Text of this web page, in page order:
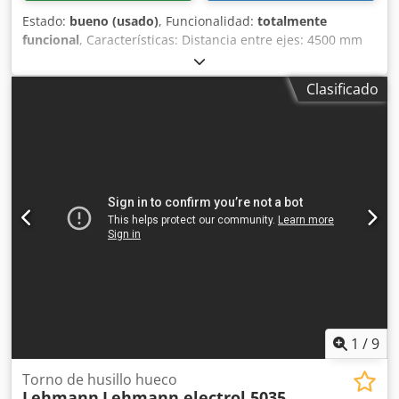
Estado: bueno (usado), Funcionalidad: totalmente
funcional, Características: Distancia entre ejes: 4500 mm
Diámetro de giro: máx. 750 mm Diámetro interior del
husillo: 105 mm Djdpjvy Adgsfx Ap Eewa Control:
Heidenhain Incluye 2 mandriles de 500 mm y 315 mm de
Clasificado
1 /9
Torno de husillo hueco